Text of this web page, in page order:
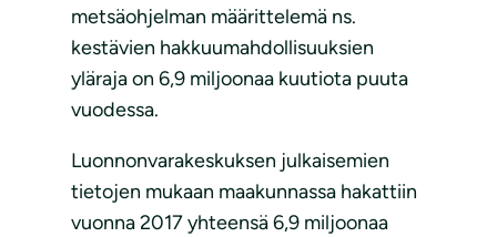
metsäohjelman määrittelemä ns.
kestävien hakkuumahdollisuuksien
yläraja on 6,9 miljoonaa kuutiota puuta
vuodessa.
Luonnonvarakeskuksen julkaisemien
tietojen mukaan maakunnassa hakattiin
vuonna 2017 yhteensä 6,9 miljoonaa